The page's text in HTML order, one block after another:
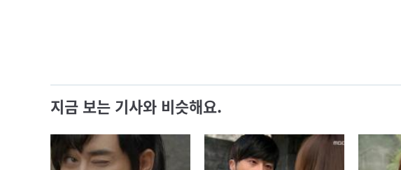
지금 보는 기사와 비슷해요.